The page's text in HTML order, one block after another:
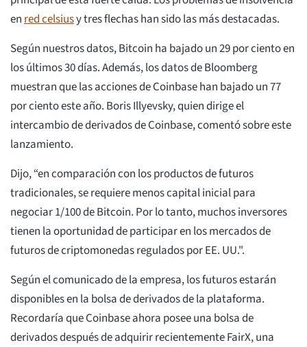
enred celsiusy tres flechas han sido las más destacadas.
Según nuestros datos, Bitcoin ha bajado un 29 por ciento en
los últimos 30 días. Además, los datos de Bloomberg
muestran que las acciones de Coinbase han bajado un 77
por ciento este año. Boris Illyevsky, quien dirige el
intercambio de derivados de Coinbase, comentó sobre este
lanzamiento.
Dijo, “en comparación con los productos de futuros
tradicionales, se requiere menos capital inicial para
negociar 1/100 de Bitcoin. Por lo tanto, muchos inversores
tienen la oportunidad de participar en los mercados de
futuros de criptomonedas regulados por EE. UU.".
Según el comunicado de la empresa, los futuros estarán
disponibles en la bolsa de derivados de la plataforma.
Recordaría que Coinbase ahora posee una bolsa de
derivados después de adquirir recientemente FairX, una